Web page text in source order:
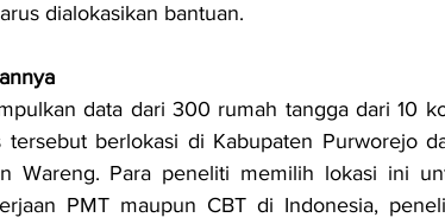
dialokasikan bantuan.
data dari 300 rumah tangga dari 10
tersebut berlokasi di Kabupaten Purworejo
Wareng. Para peneliti memilih lokasi ini
PMT maupun CBT di Indonesia,